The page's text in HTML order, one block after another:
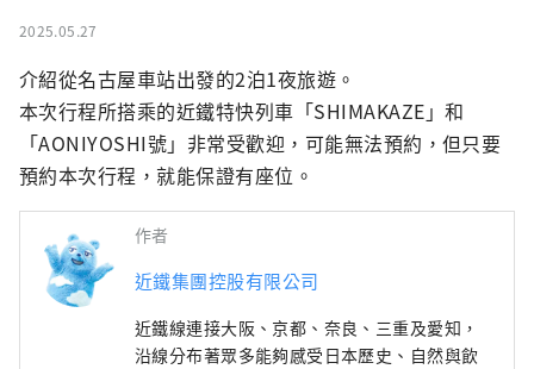
2025.05.27
介紹從名古屋車站出發的2泊1夜旅遊。
本次行程所搭乘的近鐵特快列車「SHIMAKAZE」和
「AONIYOSHI號」非常受歡迎，可能無法預約，但只要
預約本次行程，就能保證有座位。
作者
近鐵集團控股有限公司
近鐵線連接大阪、京都、奈良、三重及愛知，
沿線分布著眾多能夠感受日本歷史、自然與飲